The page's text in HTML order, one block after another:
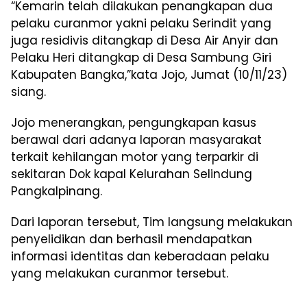
“Kemarin telah dilakukan penangkapan dua
pelaku curanmor yakni pelaku Serindit yang
juga residivis ditangkap di Desa Air Anyir dan
Pelaku Heri ditangkap di Desa Sambung Giri
Kabupaten Bangka,”kata Jojo, Jumat (10/11/23)
siang.
Jojo menerangkan, pengungkapan kasus
berawal dari adanya laporan masyarakat
terkait kehilangan motor yang terparkir di
sekitaran Dok kapal Kelurahan Selindung
Pangkalpinang.
Dari laporan tersebut, Tim langsung melakukan
penyelidikan dan berhasil mendapatkan
informasi identitas dan keberadaan pelaku
yang melakukan curanmor tersebut.